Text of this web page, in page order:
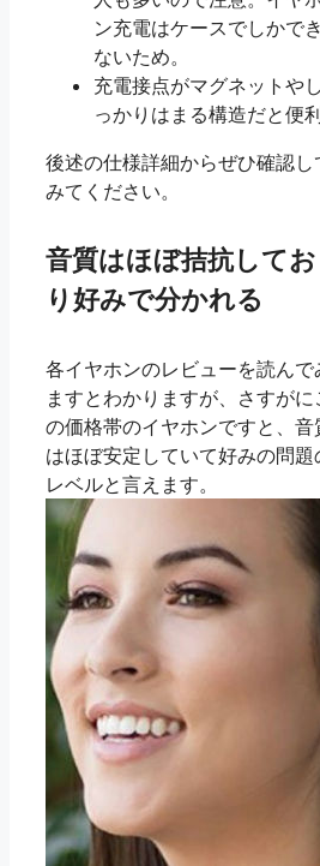
ン充電はケースでしかでき
ないため。
充電接点がマグネットやし
っかりはまる構造だと便
後述の仕様詳細からぜひ確認し
みてください。
音質はほぼ拮抗してお
り好みで分かれる
各イヤホンのレビューを読んで
ますとわかりますが、さすがに
の価格帯のイヤホンですと、音
はほぼ安定していて好みの問題
レベルと言えます。